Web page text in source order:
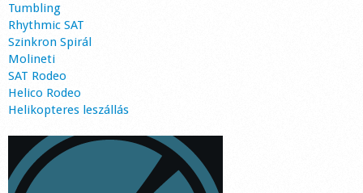
Tumbling
Rhythmic SAT
Szinkron Spirál
Molineti
SAT Rodeo
Helico Rodeo
Helikopteres leszállás